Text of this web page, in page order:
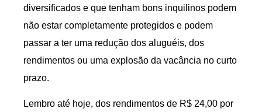
diversificados e que tenham bons inquilinos podem
não estar completamente protegidos e podem
passar a ter uma redução dos aluguéis, dos
rendimentos ou uma explosão da vacância no curto
prazo.
Lembro até hoje, dos rendimentos de R$ 24,00 por